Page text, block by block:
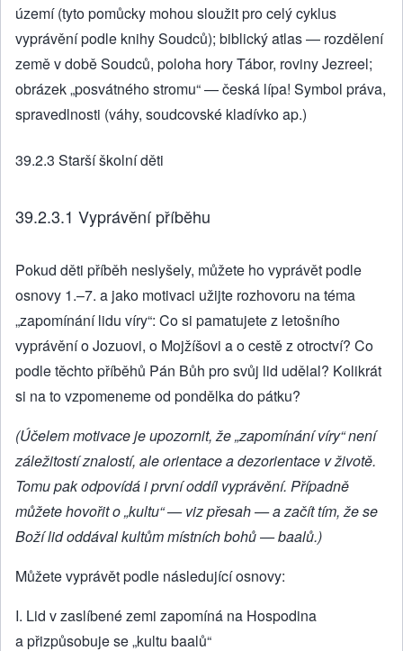
území (tyto pomůcky mohou sloužit pro celý cyklus
vyprávění podle knihy Soudců); biblický atlas — rozdělení
země v době Soudců, poloha hory Tábor, roviny Jezreel;
obrázek „posvátného stromu“ — česká lípa! Symbol práva,
spravedlnosti (váhy, soudcovské kladívko ap.)
39.2.3 Starší školní děti
39.2.3.1 Vyprávění příběhu
Pokud děti příběh neslyšely, můžete ho vyprávět podle
osnovy 1.–7. a jako motivaci užijte rozhovoru na téma
„zapomínání lidu víry“: Co si pamatujete z letošního
vyprávění o Jozuovi, o Mojžíšovi a o cestě z otroctví? Co
podle těchto příběhů Pán Bůh pro svůj lid udělal? Kolikrát
si na to vzpomeneme od pondělka do pátku?
(Účelem motivace je upozornit, že „zapomínání víry“ není
záležitostí znalostí, ale orientace a dezorientace v životě.
Tomu pak odpovídái první oddíl vyprávění. Případně
můžete hovořit o „kultu“—viz přesah—a začít tím, že se
Boží lid oddával kultům místních bohů—baalů.)
Můžete vyprávět podle následující osnovy:
I. Lid v zaslíbené zemi zapomíná na Hospodina
a přizpůsobuje se „kultu baalů“